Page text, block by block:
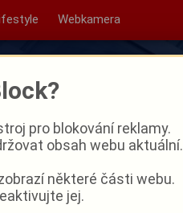
Webkamera
pro blokování reklamy.
obsah webu aktuální.
některé části webu.
jej.